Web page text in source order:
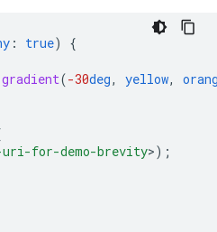
: true)
{
(-30deg, yellow,
uri-for-demo-brevity>);